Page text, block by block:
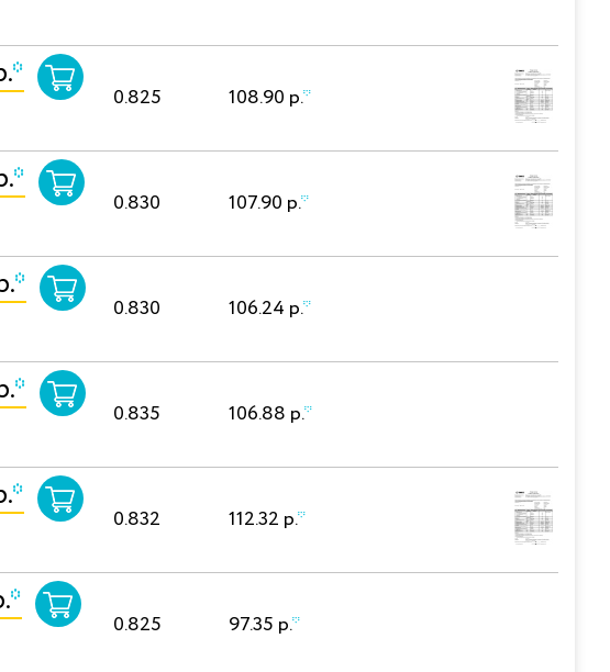
*
0.825 108.90 р.*
*
0.830 107.90 р.*
*
0.830 106.24 р.*
*
0.835 106.88 р.*
*
0.832 112.32 р.*
*
0.825 97.35 р.*